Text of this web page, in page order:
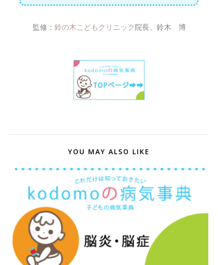
監修： 鈴の木こどもクリニック 院長、鈴木 博
YOU MAY ALSO LIKE